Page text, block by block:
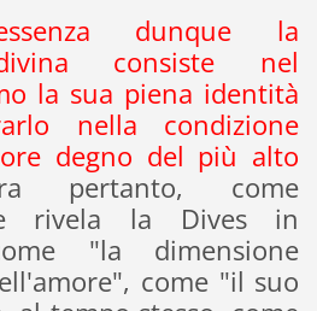
dunque la
consiste nel
la sua piena identità
nella condizione
degno del più alto
pertanto, come
rivela la Dives in
"la dimensione
come "il suo